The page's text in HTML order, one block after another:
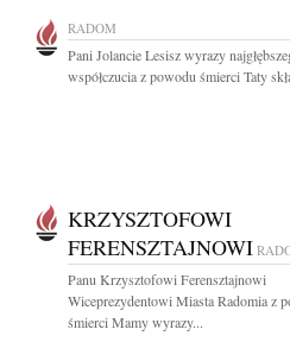
RADOM
Pani Jolancie Lesisz wyrazy
współczucia z powodu śmierci Taty
KRZYSZTOFOWI
FERENSZTAJNOWI
Panu Krzysztofowi Ferensztajnowi
Wiceprezydentowi Miasta Radomia z
śmierci Mamy wyrazy...